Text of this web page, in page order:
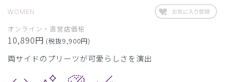
WOMEN
オンライン・直営店価格
10,890円 (税抜9,900円)
両サイドのプリーツが可愛らしさを演出